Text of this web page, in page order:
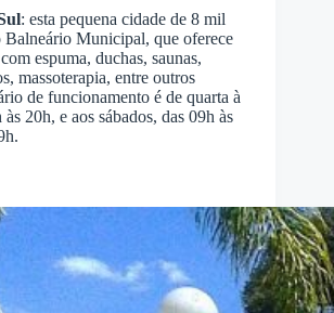
: esta pequena cidade de 8 mil
Balneário Municipal, que oferece
espuma, duchas, saunas,
massoterapia, entre outros
de funcionamento é de quarta à
20h, e aos sábados, das 09h às